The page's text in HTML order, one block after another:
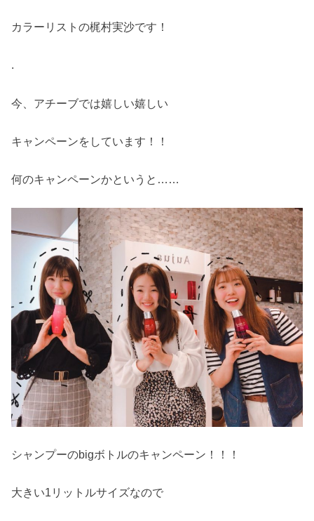
カラーリストの梶村実沙です！
.
今、アチーブでは嬉しい嬉しい
キャンペーンをしています！！
何のキャンペーンかというと……
シャンプーのbigボトルのキャンペーン！！！
大きい1リットルサイズなので